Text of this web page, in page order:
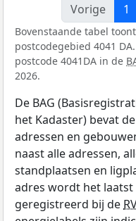
Vorige
1
Bovenstaande tabel
postcodegebied 4041
postcode 4041DA in de
2026.
De BAG
het Kadaster) bevat
adressen en
naast alle adressen,
standplaatsen en
adres wordt het laatst
geregistreerd bij de